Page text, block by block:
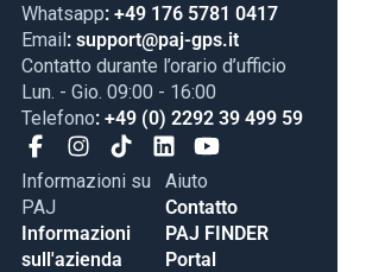
Whatsapp: +49 176 5781 0417
Email: support@paj-gps.it
Contatto durante l’orario d’ufficio
Lun. - Gio. 09:00 - 16:00
Telefono: +49 (0) 2292 39 499 59
Informazioni su
PAJ
Informazioni
sull'azienda
Aiuto
Contatto
PAJ FINDER
Portal